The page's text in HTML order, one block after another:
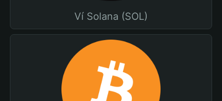
Ví Solana (SOL)